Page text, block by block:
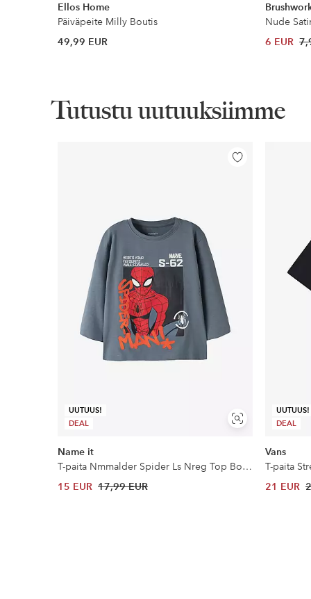
Ellos Home
Päiväpeite Milly Boutis
49,99 EUR
Nude
6 EUR
Tutustu uutuuksiimme
UUTUUS!
DEAL
Näytä
samankaltaisia
Lisää
Name it
T-paita Nmmalder Spider Ls Nreg Top Box Mar
15 EUR 17,99 EUR
UUTUUS!
DEAL
Vans
T-paita
21 EUR